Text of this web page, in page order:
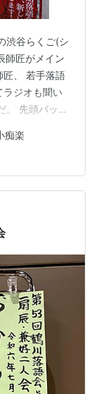
渋谷らくご(シ
師匠がメイン
匠、 若手落語
ジオも聞い
。 先頭バッタ
ねさんの
院」。いつ
い。枕が短め
きたかった。
にも3日前に
痴楽